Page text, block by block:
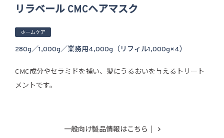
リラベール CMCヘアマスク
ホームケア
280g／1,000g／業務用4,000g（リフィル1,000g×4）
CMC成分やセラミドを補い、髪にうるおいを与えるトリート
メントです。
一般向け製品情報はこちら